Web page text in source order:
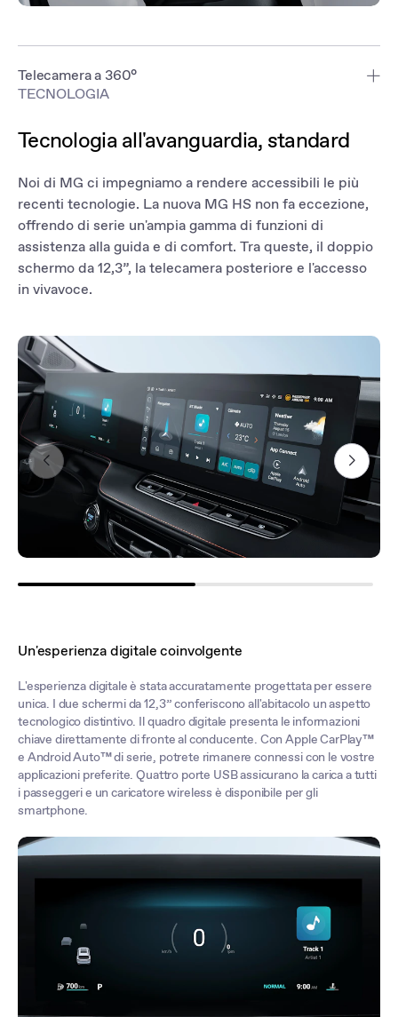
Telecamera a 360°
una visione a 360°, mentre i sensori a ultrasuoni segnalano la
dinamica vi aiuta a parcheggiare con l'angolazione perfetta.
TECNOLOGIA
Tecnologia all'avanguardia, standard
Noi di MG ci impegniamo a rendere accessibili le più
recenti tecnologie. La nuova MG HS non fa eccezione,
offrendo di serie un'ampia gamma di funzioni di
assistenza alla guida e di comfort. Tra queste, il doppio
schermo da 12,3”, la telecamera posteriore e l'accesso
in vivavoce.
Un'esperienza digitale coinvolgente
L'esperienza digitale è stata accuratamente progettata per essere
unica. I due schermi da 12,3” conferiscono all'abitacolo un aspetto
tecnologico distintivo. Il quadro digitale presenta le informazioni
chiave direttamente di fronte al conducente. Con Apple CarPlay™
e Android Auto™ di serie, potrete rimanere connessi con le vostre
applicazioni preferite. Quattro porte USB assicurano la carica a tutti
i passeggeri e un caricatore wireless è disponibile per gli
smartphone.